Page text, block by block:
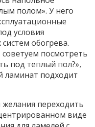
полом». У него
условия
обогрева.
посмотреть
под теплый пол?»,
ламинат подходит
переходить
виде